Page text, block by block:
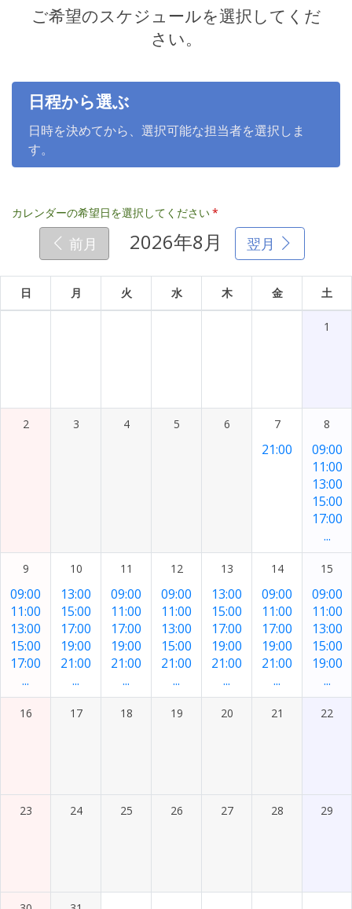
ご希望のスケジュールを選択してくだ
さい。
日程から選ぶ
日時を決めてから、選択可能な担当者を選択しま
す。
カレンダーの希望日を選択してください*
前月 2026年8月 翌月
日 月 火 水 木 金 土
1
2 3 4 5 6 7
21:00
8
09:00
11:00
13:00
15:00
17:00
...
9
09:00
11:00
13:00
15:00
17:00
...
10
13:00
15:00
17:00
19:00
21:00
...
11
09:00
11:00
17:00
19:00
21:00
...
12
09:00
11:00
13:00
15:00
21:00
...
13
13:00
15:00
17:00
19:00
21:00
...
14
09:00
11:00
17:00
19:00
21:00
...
15
09:00
11:00
13:00
15:00
19:00
...
16 17 18 19 20 21 22
23 24 25 26 27 28 29